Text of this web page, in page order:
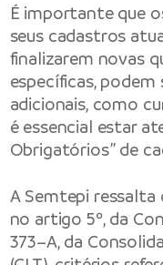
É importante que
seus cadastros
finalizarem novas
específicas,
adicionais, como
é essencial estar
Obrigatórios” de
A Semtepi ressalta
no artigo 5º, da
373–A, da